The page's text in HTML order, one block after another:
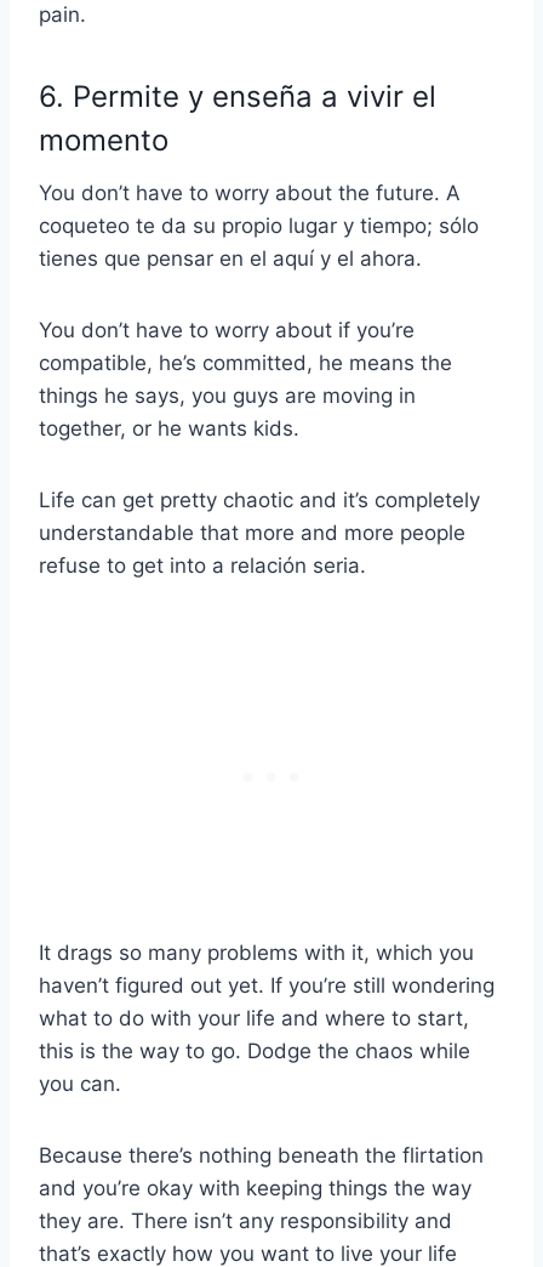
pain.
6. Permite y enseña a vivir el
momento
You don’t have to worry about the future. A
coqueteo te da su propio lugar y tiempo; sólo
tienes que pensar en el aquí y el ahora.
You don’t have to worry about if you’re
compatible, he’s committed, he means the
things he says, you guys are moving in
together, or he wants kids.
Life can get pretty chaotic and it’s completely
understandable that more and more people
refuse to get into a relación seria.
It drags so many problems with it, which you
haven’t figured out yet. If you’re still wondering
what to do with your life and where to start,
this is the way to go. Dodge the chaos while
you can.
Because there’s nothing beneath the flirtation
and you’re okay with keeping things the way
they are. There isn’t any responsibility and
that’s exactly how you want to live your life